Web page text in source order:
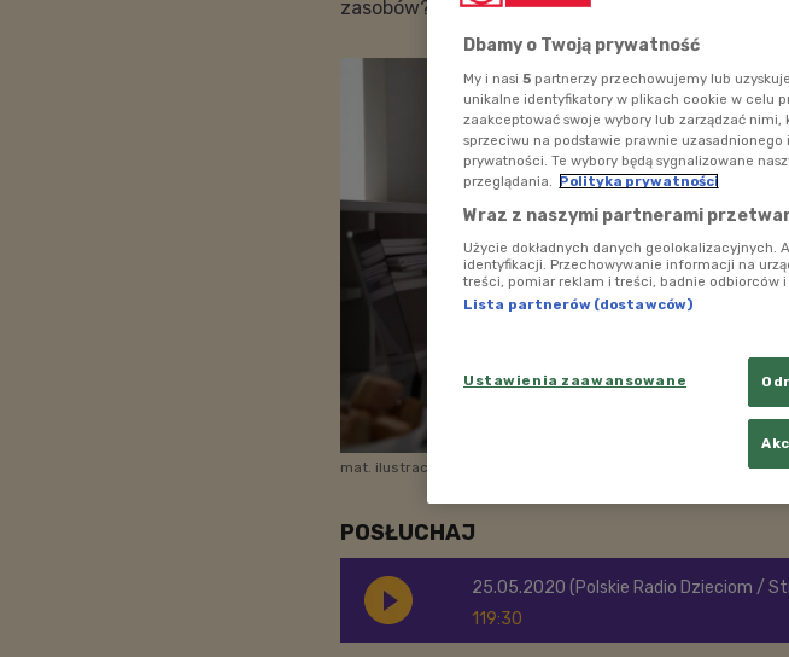
zasobów?
mat. ilustracyjne
POSŁUCHAJ
119:30
25.05.2020 (Polskie Radio Dzieciom /
Dbamy o Twoją prywatność
My i nasi 5 partnerzy przechowujemy lub
unikalne identyfikatory w plikach cookie w celu
zaakceptować swoje wybory lub zarządzać
sprzeciwu na podstawie prawnie
prywatności. Te wybory będą sygnalizowane
przeglądania. Polityka prywatności
Wraz z naszymi partnerami
Użycie dokładnych danych geolokalizacyjnych.
identyfikacji. Przechowywanie informacji na
treści, pomiar reklam i treści, badnie odbiorców i
Lista partnerów (dostawców)
Ustawienia zaawansowane